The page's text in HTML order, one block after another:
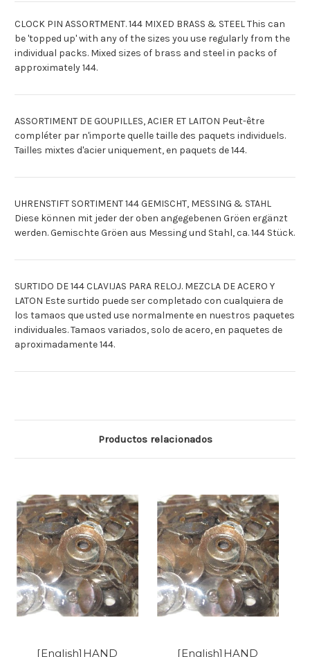
CLOCK PIN ASSORTMENT. 144 MIXED BRASS & STEEL This can
be 'topped up' with any of the sizes you use regularly from the
individual packs. Mixed sizes of brass and steel in packs of
approximately 144.
ASSORTIMENT DE GOUPILLES, ACIER ET LAITON Peut-être
compléter par n'importe quelle taille des paquets individuels.
Tailles mixtes d'acier uniquement, en paquets de 144.
UHRENSTIFT SORTIMENT 144 GEMISCHT, MESSING & STAHL
Diese können mit jeder der oben angegebenen Gröen ergänzt
werden. Gemischte Gröen aus Messing und Stahl, ca. 144 Stück.
SURTIDO DE 144 CLAVIJAS PARA RELOJ. MEZCLA DE ACERO Y
LATON Este surtido puede ser completado con cualquiera de
los tamaos que usted use normalmente en nuestros paquetes
individuales. Tamaos variados, solo de acero, en paquetes de
aproximadamente 144.
Productos relacionados
[English]HAND
[English]HAND